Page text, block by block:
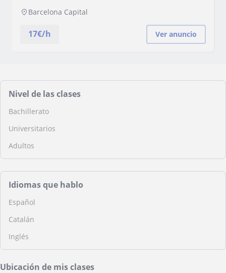
Barcelona Capital
17€/h Ver anuncio
Nivel de las clases
Bachillerato
Universitarios
Adultos
Idiomas que hablo
Español
Catalán
Inglés
Ubicación de mis clases